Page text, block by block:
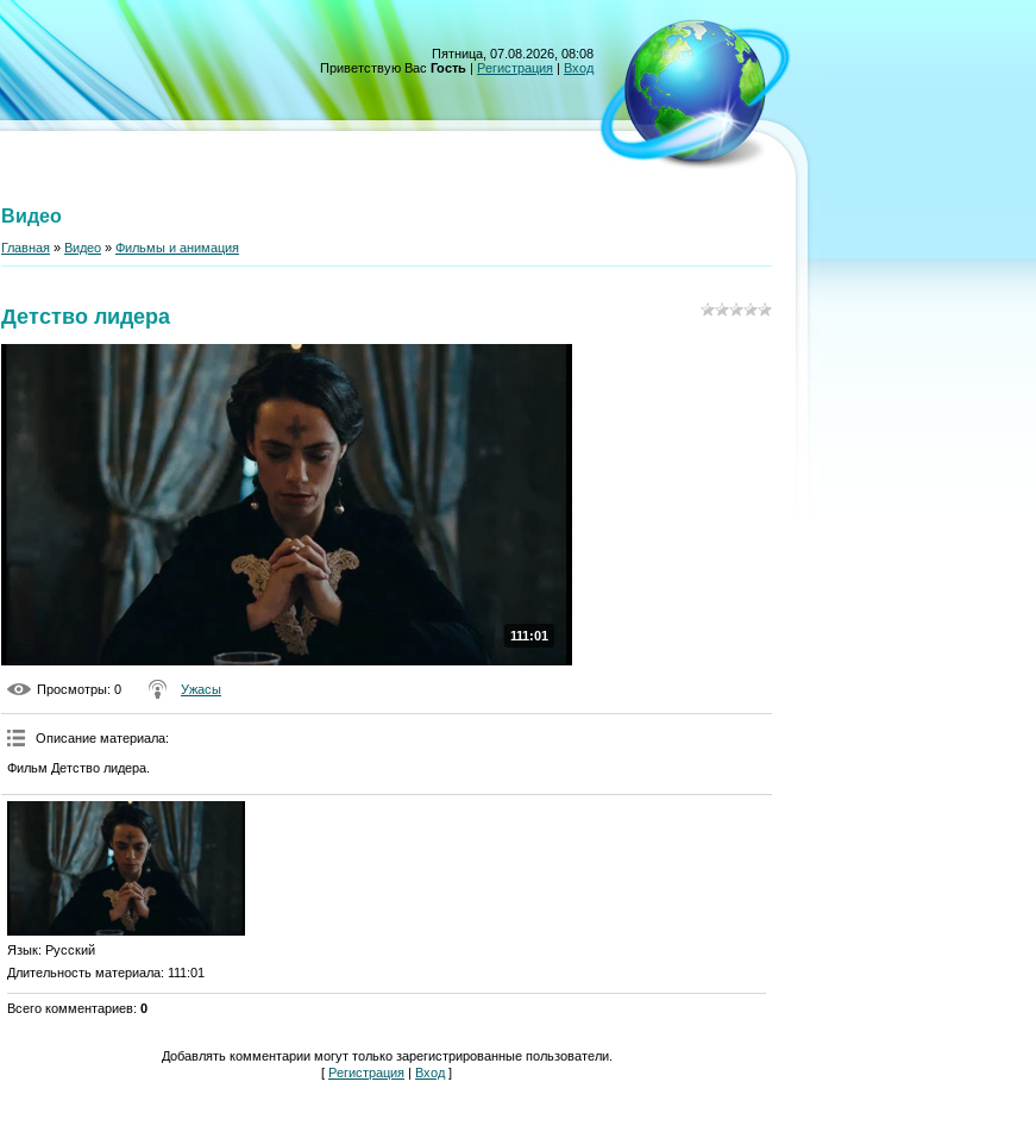
Пятница, 07.08.2026, 08:08
Приветствую Вас Гость | Регистрация | Вход
Видео
Главная » Видео » Фильмы и анимация
Детство лидера
111:01
Просмотры: 0 Ужасы
Описание материала:
Фильм Детство лидера.
Язык: Русский
Длительность материала: 111:01
Всего комментариев: 0
Добавлять комментарии могут только зарегистрированные пользователи.
[ Регистрация | Вход ]